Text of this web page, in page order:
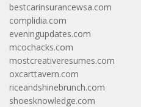
bestcarinsurancewsa.com
complidia.com
eveningupdates.com
mcochacks.com
mostcreativeresumes.com
oxcarttavern.com
riceandshinebrunch.com
shoesknowledge.com